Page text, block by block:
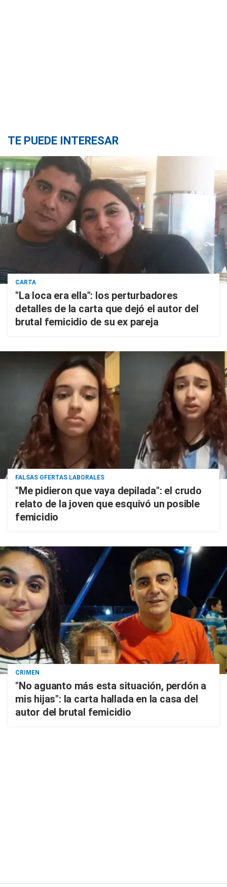
TE PUEDE INTERESAR
CARTA
"La loca era ella": los perturbadores
detalles de la carta que dejó el autor del
brutal femicidio de su ex pareja
FALSAS OFERTAS LABORALES
"Me pidieron que vaya depilada": el crudo
relato de la joven que esquivó un posible
femicidio
CRIMEN
"No aguanto más esta situación, perdón a
mis hijas": la carta hallada en la casa del
autor del brutal femicidio